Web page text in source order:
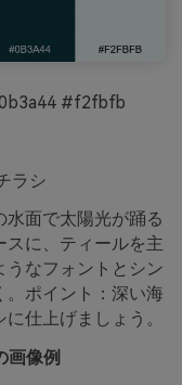
#f2fbfb
ラシ
水面で太陽光が踊る
スに、ティールを主
なフォントとシン
。ポイント：深い海
仕上げましょう。
画像例